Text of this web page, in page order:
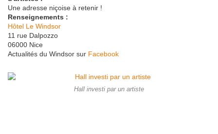
Une adresse niçoise à retenir !
Renseignements :
Hôtel Le Windsor
11 rue Dalpozzo
06000 Nice
Actualités du Windsor sur Facebook
Hall investi par un artiste